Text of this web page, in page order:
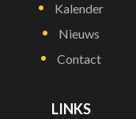
Kalender
Nieuws
Contact
LINKS